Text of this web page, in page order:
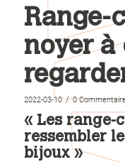
Range-
noyer à
2022-03-10 / 0
« Les range-
ressembler
bijoux »